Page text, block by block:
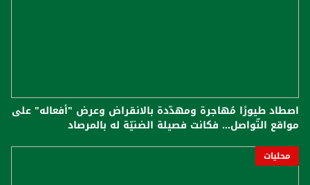
اصطاد طيورًا مُهاجرة ومهدّدة بالانقراض وعرض "أفعاله" على
مواقع التّواصل... فكانت فصيلة الضنيّة له بالمرصاد
محليات